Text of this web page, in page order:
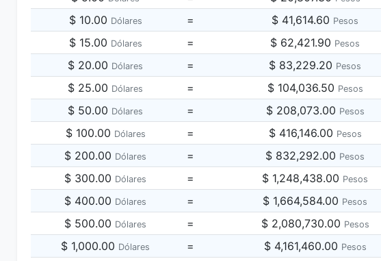
$ 10.00 Dólares = $ 41,614.60 Pesos
$ 15.00 Dólares = $ 62,421.90 Pesos
$ 20.00 Dólares = $ 83,229.20 Pesos
$ 25.00 Dólares = $ 104,036.50 Pesos
$ 50.00 Dólares = $ 208,073.00 Pesos
$ 100.00 Dólares = $ 416,146.00 Pesos
$ 200.00 Dólares = $ 832,292.00 Pesos
$ 300.00 Dólares = $ 1,248,438.00 Pesos
$ 400.00 Dólares = $ 1,664,584.00 Pesos
$ 500.00 Dólares = $ 2,080,730.00 Pesos
$ 1,000.00 Dólares = $ 4,161,460.00 Pesos